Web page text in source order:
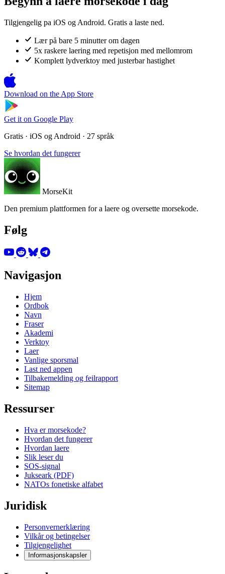
Tilgjengelig pa iOS og Android. Gratis a laste ned.
Lær på bare 5 minutter om dagen
5x raskere laering med repetisjon med mellomrom
Komplett lydverktoy med justerbar hastighet
Download on the App Store
Get it on Google Play
Gratis · iOS og Android · 27 språk
Se hvordan det fungerer
MorseKit
Den premium plattformen for a laere og oversette morsekode.
Følg
Navigasjon
Hjem
Ordbok
Navn
Fraser
Akademi
Verktoy
Laer
Vanlige sporsmal
Last ned appen
Tilbakemelding og feilrapport
Sitemap
Ressurser
Hva er morsekode?
Hvordan det fungerer
Hvordan laere
Slik leser du
SOS-signal
Jukseark (PDF)
NATOs fonetiske alfabet
Juridisk
Personvernerklæring
Vilkår og betingelser
Tilgjengelighet
Informasjonskapsler